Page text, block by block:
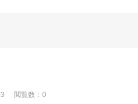
閲覧数：0